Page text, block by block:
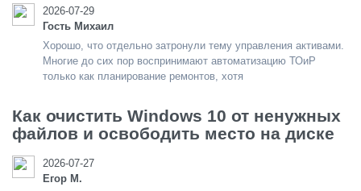
2026-07-29
Гость Михаил
Хорошо, что отдельно затронули тему управления активами.
Многие до сих пор воспринимают автоматизацию ТОиР
только как планирование ремонтов, хотя
Как очистить Windows 10 от ненужных
файлов и освободить место на диске
2026-07-27
Егор М.